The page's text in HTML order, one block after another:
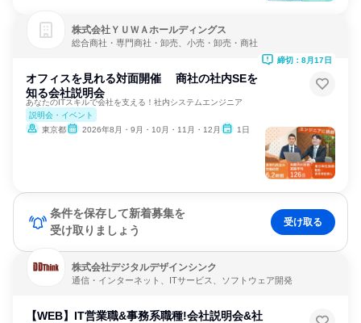
株式会社ＹＵＷＡホールディングス
総合商社・専門商社・卸売、小売・卸売・商社
オフィスを見れる対面開催 商社の社内SEを
知る会社説明会
あなたのITスキルで会社を支える！社内システムエンジニア
説明会・イベント
東京都
2026年8月・9月・10月・11月・12月 1日
締切：8月17日
条件を保存して新着募集を
受け取りましょう
受け取る
株式会社デジタルデザインシンク
通信・インターネット、ITサービス、ソフトウェア開発
【WEB】IT営業職&事務系職種!会社説明会&社